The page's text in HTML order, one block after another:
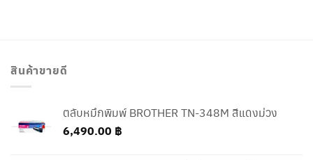
สินค้าขายดี
ตลับหมึกพิมพ์ BROTHER TN-348M สีแดงม่วง
6,490.00 ฿